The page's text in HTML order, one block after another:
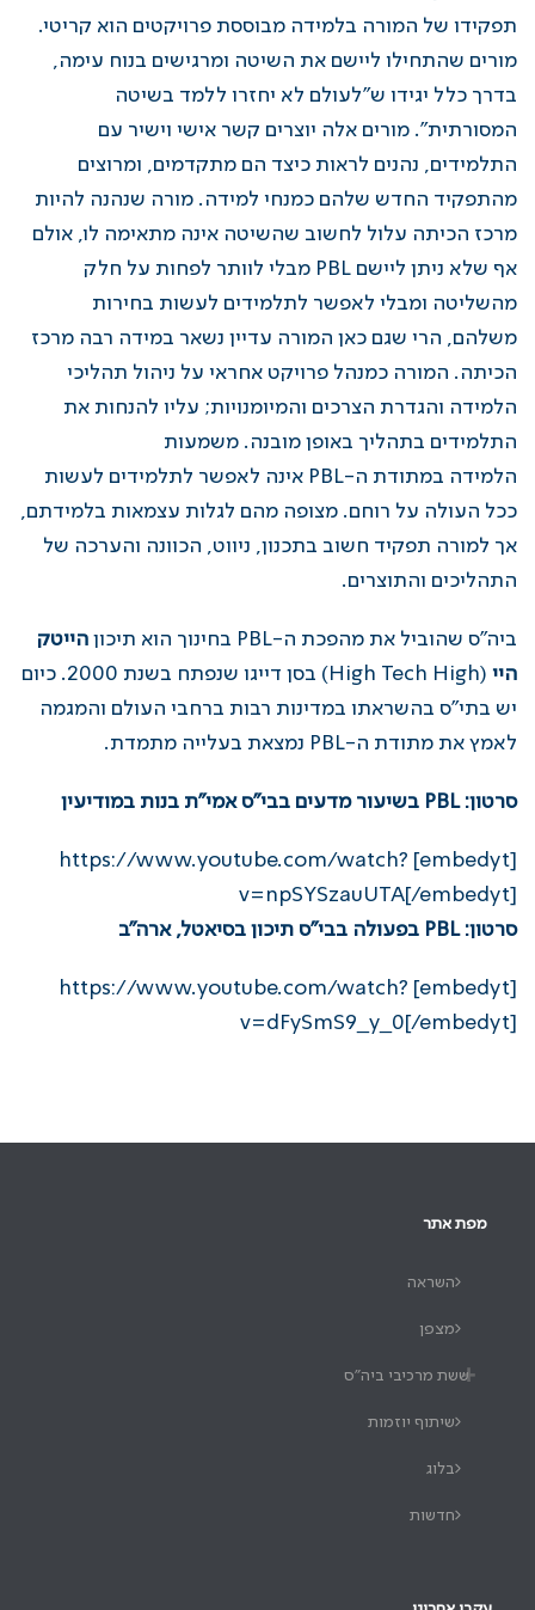
תפקידו של המורה בלמידה מבוססת פרויקטים הוא קריטי.
מורים שהתחילו ליישם את השיטה ומרגישים בנוח עימה,
בדרך כלל יגידו ש"לעולם לא יחזרו ללמד בשיטה
המסורתית". מורים אלה יוצרים קשר אישי וישיר עם
התלמידים, נהנים לראות כיצד הם מתקדמים, ומרוצים
מהתפקיד החדש שלהם כמנחי למידה. מורה שנהנה להיות
מרכז הכיתה עלול לחשוב שהשיטה אינה מתאימה לו, אולם
אף שלא ניתן ליישם PBL מבלי לוותר לפחות על חלק
מהשליטה ומבלי לאפשר לתלמידים לעשות בחירות
משלהם, הרי שגם כאן המורה עדיין נשאר במידה רבה מרכז
הכיתה. המורה כמנהל פרויקט אחראי על ניהול תהליכי
הלמידה והגדרת הצרכים והמיומנויות; עליו להנחות את
התלמידים בתהליך באופן מובנה. משמעות
הלמידה במתודת ה-PBL אינה לאפשר לתלמידים לעשות
ככל העולה על רוחם. מצופה מהם לגלות עצמאות בלמידתם,
אך למורה תפקיד חשוב בתכנון, ניווט, הכוונה והערכה של
התהליכים והתוצרים.
ביה"ס שהוביל את מהפכת ה-PBL בחינוך הוא תיכון
הייטק
היי
(High Tech High) בסן דייגו שנפתח בשנת 2000. כיום
יש בתי"ס בהשראתו במדינות רבות ברחבי העולם והמגמה
לאמץ את מתודת ה-PBL נמצאת בעלייה מתמדת.
סרטון: PBL בשיעור מדעים בבי"ס אמי"ת בנות במודיעין
[embedyt] https://www.youtube.com/watch?
v=npSYSzauUTA[/embedyt]
סרטון: PBL בפעולה בבי"ס תיכון בסיאטל, ארה"ב
[embedyt] https://www.youtube.com/watch?
v=dFySmS9_y_0[/embedyt]
מפת אתר
השראה
מצפן
ששת מרכיבי ביה"ס
שיתוף יוזמות
בלוג
חדשות